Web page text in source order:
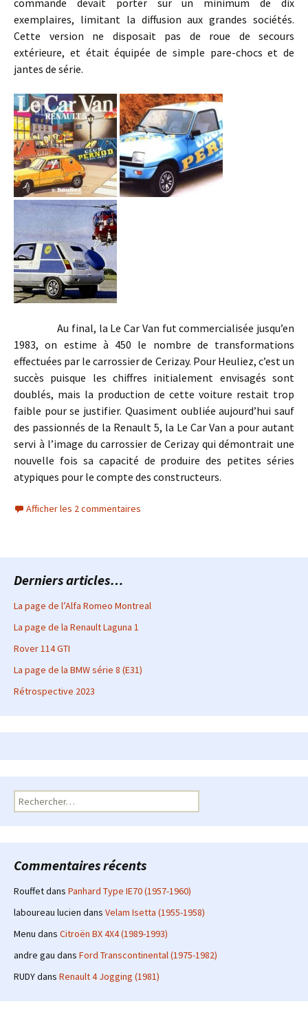
exemplaires, limitant la diffusion aux grandes sociétés.
Cette version ne disposait pas de roue de secours
extérieure, et était équipée de simple pare-chocs et de
jantes de série.
Au final, la Le Car Van fut commercialisée jusqu’en
1983, on estime à 450 le nombre de transformations
effectuées par le carrossier de Cerizay. Pour Heuliez, c’est un
succès puisque les chiffres initialement envisagés sont
doublés, mais la production de cette voiture restait trop
faible pour se justifier. Quasiment oubliée aujourd’hui sauf
des passionnés de la Renault 5, la Le Car Van a pour autant
servi à l’image du carrossier de Cerizay qui démontrait une
nouvelle fois sa capacité de produire des petites séries
atypiques pour le compte des constructeurs.
Afficher les 2 commentaires
Derniers articles…
La page de l’Alfa Romeo Montreal
La page de la Renault Laguna 1
Rover 114 GTI
La page de la BMW série 8 (E31)
Rétrospective 2023
Rechercher :
Commentaires récents
Rouffetdans Panhard Type IE70 (1957-1960)
laboureau lucien dans Velam Isetta (1955-1958)
Menu dans Citroën BX 4X4 (1989-1993)
andre gau dans Ford Transcontinental (1975-1982)
RUDYdans Renault 4 Jogging (1981)